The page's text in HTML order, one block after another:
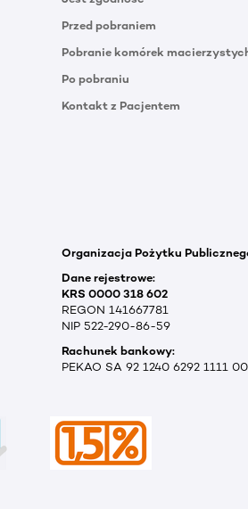
Przed pobraniem
Pobranie komórek
Po pobraniu
Kontakt z Pacjentem
Organizacja Pożytku
Dane rejestrowe:
KRS 0000 318 602
REGON 141667781
NIP 522-290-86-59
Rachunek bankowy:
PEKAO SA 92 1240 6292 1111